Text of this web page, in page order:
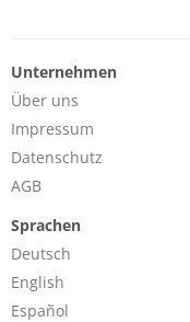
Unternehmen
Über uns
Impressum
Datenschutz
AGB
Sprachen
Deutsch
English
Español